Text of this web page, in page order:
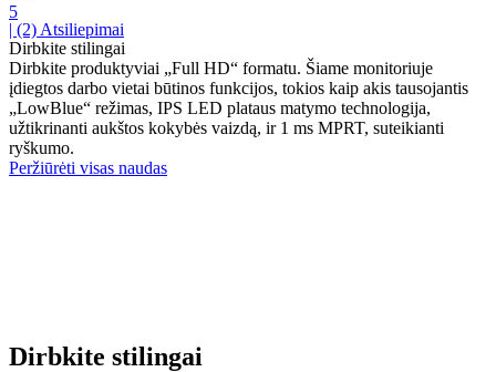
5
| (2) Atsiliepimai
Dirbkite stilingai
Dirbkite produktyviai „Full HD“ formatu. Šiame monitoriuje
įdiegtos darbo vietai būtinos funkcijos, tokios kaip akis tausojantis
„LowBlue“ režimas, IPS LED plataus matymo technologija,
užtikrinanti aukštos kokybės vaizdą, ir 1 ms MPRT, suteikianti
ryškumo.
Peržiūrėti visas naudas
Dirbkite stilingai